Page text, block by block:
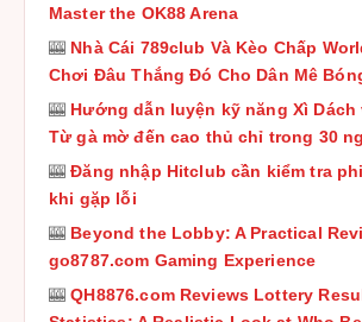
Master the OK88 Arena
🎰 Nhà Cái 789club Và Kèo Chấp
Chơi Đâu Thắng Đó Cho Dân Mê
🎰 Hướng dẫn luyện kỹ năng Xì Dách
Từ gà mờ đến cao thủ chỉ trong 30
🎰Đăng nhập Hitclub cần kiểm tra
khi gặp lỗi
🎰 Beyond the Lobby: A Practical
go8787.com Gaming Experience
🎰QH8876.com Reviews Lottery